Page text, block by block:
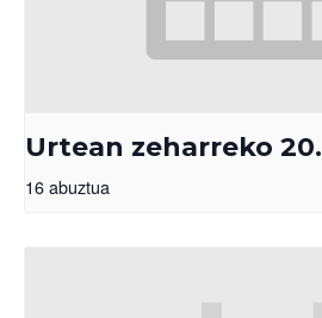
Urtean zeharreko 20.
16 abuztua